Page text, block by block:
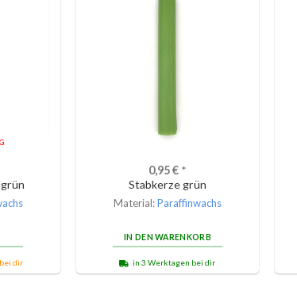
dir
0,95€*
Stabkerze grün
Material:Paraffinwachs
IN DEN WARENKORB
in 3 Werktagen bei dir